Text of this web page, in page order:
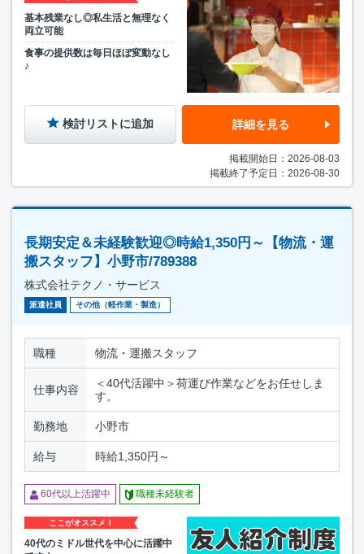
基本残業なし◎私生活と無理なく
両立可能
食事の提供数は毎日ほぼ変動なし
♪
検討リストに追加 詳細を見る
掲載開始日：2026-08-03
掲載終了予定日：2026-08-30
長期安定＆未経験歓迎◎時給1,350円～【物流・運
搬スタッフ】小野市/789388
株式会社テクノ・サービス
派遣社員 その他（軽作業・製造）
職種 物流・運搬スタッフ
仕事内容
＜40代活躍中＞荷運び作業などをお任せしま
す。
勤務地 小野市
給与 時給1,350円～
60代以上活躍中 職種未経験者
ここがオススメ！
40代のミドル世代を中心に活躍中